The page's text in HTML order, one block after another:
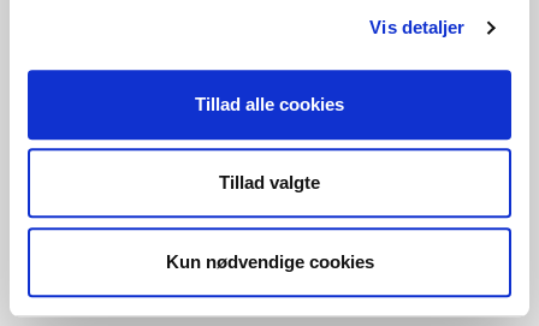
Vis detaljer
Tillad alle cookies
Tillad valgte
Kun nødvendige cookies